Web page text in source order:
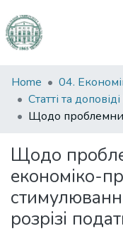
Communities
&
Collections
Statistics
Home
Статті та
Щодо
економіко-
розрізі